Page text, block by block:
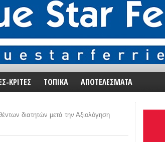
ΚΡΙΤΕΣ ΤΟΠΙΚΑ ΑΠΟΤΕΛΕΣΜΑΤΑ
διατητών μετά την Αξιολόγηση